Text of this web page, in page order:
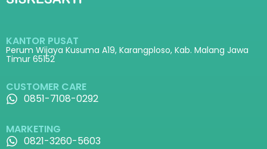
KANTOR PUSAT
Perum Wijaya Kusuma A19, Karangploso, Kab. Malang Jawa
Timur 65152
CUSTOMER CARE
0851-7108-0292
MARKETING
0821-3260-5603